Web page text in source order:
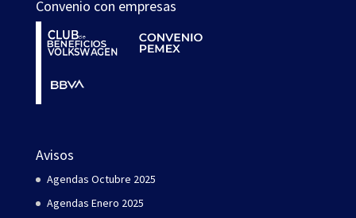
Convenio con empresas
Avisos
Agendas Octubre 2025
Agendas Enero 2025